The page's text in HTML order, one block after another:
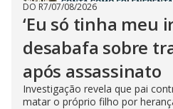
DO R7/07/08/2026
‘Eu só tinha meu
desabafa sobre
após assassinato
Investigação revela que pai
matar o próprio filho por